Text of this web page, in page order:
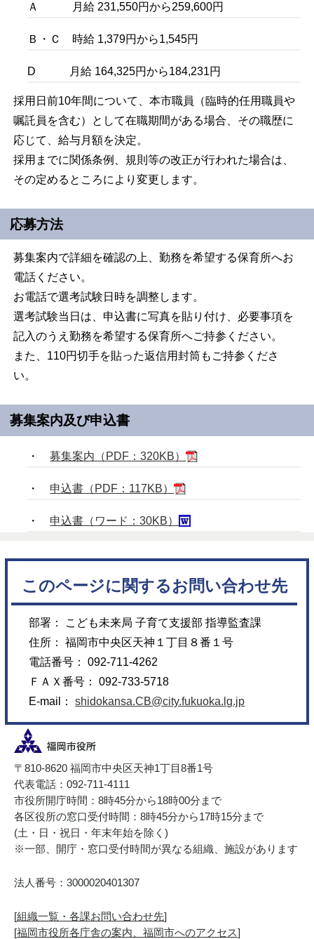
Ａ 月給 231,550円から259,600円
Ｂ・Ｃ 時給 1,379円から1,545円
D 月給 164,325円から184,231円
採用日前10年間について、本市職員（臨時的任用職員や
嘱託員を含む）として在職期間がある場合、その職歴に
応じて、給与月額を決定。
採用までに関係条例、規則等の改正が行われた場合は、
その定めるところにより変更します。
応募方法
募集案内で詳細を確認の上、勤務を希望する保育所へお
電話ください。
お電話で選考試験日時を調整します。
選考試験当日は、申込書に写真を貼り付け、必要事項を
記入のうえ勤務を希望する保育所へご持参ください。
また、110円切手を貼った返信用封筒もご持参くださ
い。
募集案内及び申込書
・募集案内（PDF：320KB）
・ 申込書（PDF：117KB）
・ 申込書（ワード：30KB）
このページに関するお問い合わせ先
部署： こども未来局 子育て支援部 指導監査課
住所： 福岡市中央区天神１丁目８番１号
電話番号： 092-711-4262
ＦＡＸ番号： 092-733-5718
E-mail：shidokansa.CB@city.fukuoka.lg.jp
〒810-8620 福岡市中央区天神1丁目8番1号
代表電話：092-711-4111
市役所開庁時間：8時45分から18時00分まで
各区役所の窓口受付時間：8時45分から17時15分まで
(土・日・祝日・年末年始を除く)
※一部、開庁・窓口受付時間が異なる組織、施設があります
法人番号：3000020401307
[組織一覧・各課お問い合わせ先]
[福岡市役所各庁舎の案内、福岡市へのアクセス]